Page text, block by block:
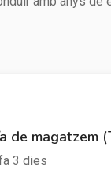
de magatzem
3 dies